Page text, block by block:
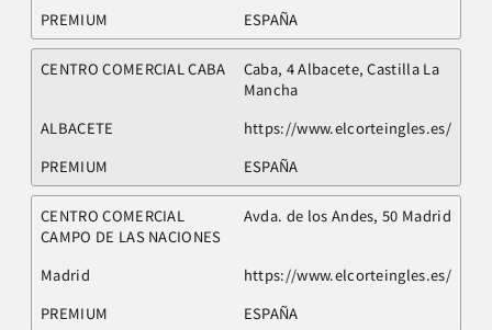
PREMIUM
ESPAÑA
CENTRO COMERCIAL CABA
Caba, 4 Albacete, Castilla La
Mancha
ALBACETE
https://www.elcorteingles.es/
PREMIUM
ESPAÑA
CENTRO COMERCIAL
CAMPO DE LAS NACIONES
Avda. de los Andes, 50 Madrid
Madrid
https://www.elcorteingles.es/
PREMIUM
ESPAÑA